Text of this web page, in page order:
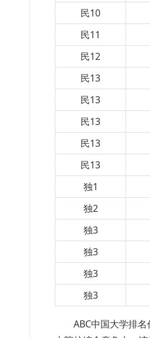
民10
民11
民12
民13
民13
民13
民13
民13
独1
独2
独3
独3
独3
独3
ABC中国大学排